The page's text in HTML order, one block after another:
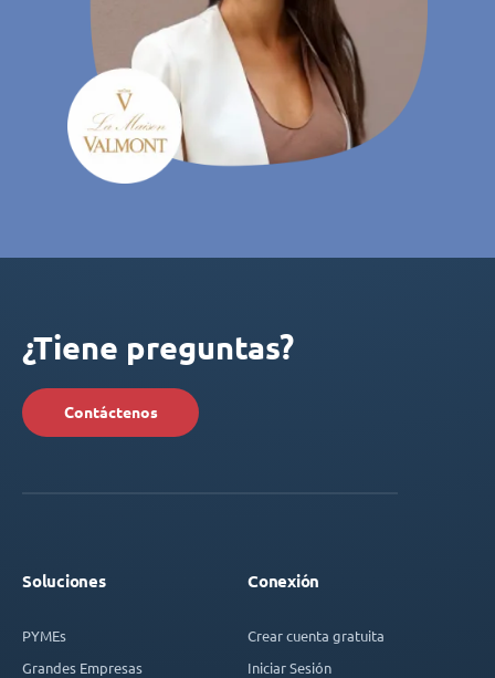
¿Tiene preguntas?
Contáctenos
Soluciones
PYMEs
Grandes Empresas
Conexión
Crear cuenta gratuita
Iniciar Sesión